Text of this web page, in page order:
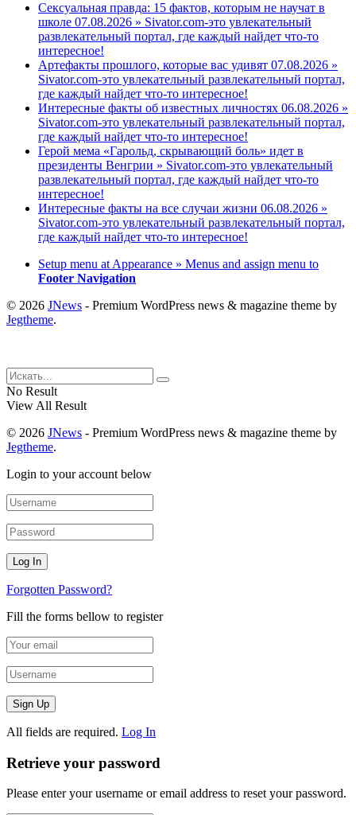
Сексуальная правда: 15 фактов, которым не научат в
школе 07.08.2026 » Sivator.com-это увлекательный
развлекательный портал, где каждый найдет что-то
интересное!
Артефакты прошлого, которые вас удивят 07.08.2026 »
Sivator.com-это увлекательный развлекательный портал,
где каждый найдет что-то интересное!
Интересные факты об известных личностях 06.08.2026 »
Sivator.com-это увлекательный развлекательный портал,
где каждый найдет что-то интересное!
Герой мема «Гарольд, скрывающий боль» идет в
президенты Венгрии » Sivator.com-это увлекательный
развлекательный портал, где каждый найдет что-то
интересное!
Интересные факты на все случаи жизни 06.08.2026 »
Sivator.com-это увлекательный развлекательный портал,
где каждый найдет что-то интересное!
Setup menu at Appearance » Menus and assign menu to
Footer Navigation
© 2026 JNews - Premium WordPress news & magazine theme by
Jegtheme.
No Result
View All Result
© 2026 JNews - Premium WordPress news & magazine theme by
Jegtheme.
Login to your account below
Forgotten Password?
Fill the forms bellow to register
All fields are required. Log In
Retrieve your password
Please enter your username or email address to reset your password.